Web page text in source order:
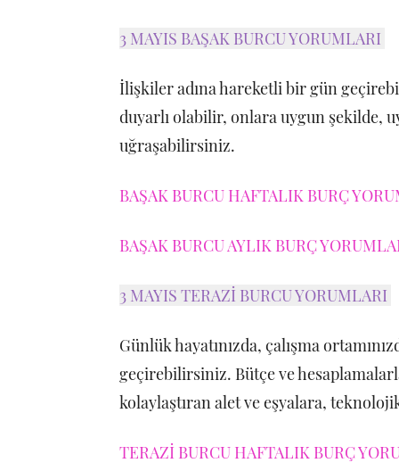
3 MAYIS BAŞAK BURCU YORUMLARI
İlişkiler adına hareketli bir gün
duyarlı olabilir, onlara uygun şekilde,
uğraşabilirsiniz.
BAŞAK BURCU HAFTALIK BURÇ
BAŞAK BURCU AYLIK BURÇ
3 MAYIS TERAZİ BURCU YORUMLARI
Günlük hayatınızda, çalışma
geçirebilirsiniz. Bütçe ve
kolaylaştıran alet ve eşyalara,
TERAZİ BURCU HAFTALIK BURÇ